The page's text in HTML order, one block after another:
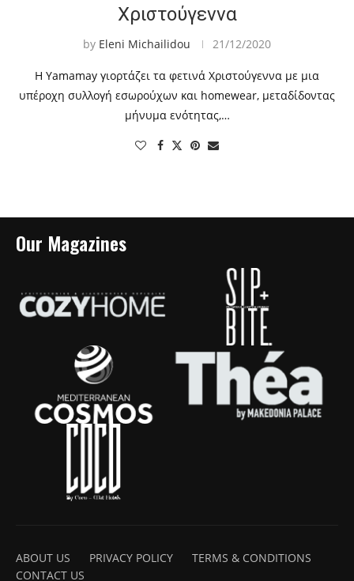
Χριστούγεννα
by Eleni Michailidou 21/12/2020
Η Yamamay γιορτάζει τα φετινά Χριστούγεννα με μια
υπέροχη συλλογή εσωρούχων και homewear, μεταδίδοντας
μήνυμα ενότητας,…
Our Magazines
ABOUT US PRIVACY POLICY
TERMS & CONDITIONS
CONTACT US